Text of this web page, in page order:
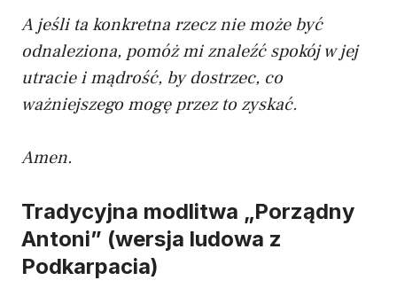
A jeśli ta konkretna rzecz nie może być
odnaleziona, pomóż mi znaleźć spokój w jej
utracie i mądrość, by dostrzec, co
ważniejszego mogę przez to zyskać.
Amen.
Tradycyjna modlitwa „Porządny
Antoni” (wersja ludowa z
Podkarpacia)